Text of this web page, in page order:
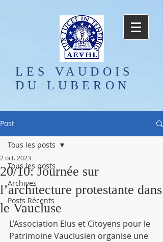
LES VAUDOIS
DU LUBERON
Post
Tous les posts
Archives
Posts Récents
Tous les posts
20/10: Journée sur
l’architecture protestante dans
le Vaucluse
2 oct. 2023
L’Association Elus et Citoyens pour le
Patrimoine Vauclusien organise une